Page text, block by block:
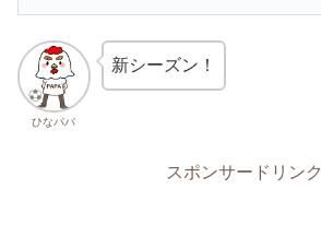
ひなパパ
新シーズン！
スポンサードリンク